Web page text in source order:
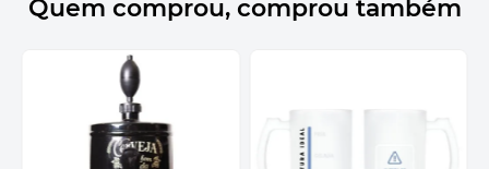
Quem comprou, comprou também